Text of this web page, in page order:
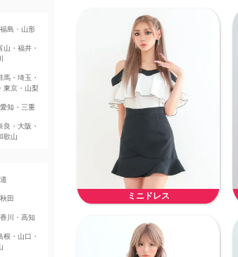
島・山形
山・福井・
馬・埼玉・
東京・山梨
知・三重
良・大阪・
歌山
田
川・高知
根・山口・
ミニドレス